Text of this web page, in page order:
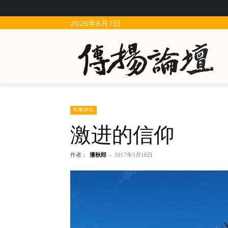
2026年8月7日
时事评论
激进的信仰
作者： 潘秋郎 - 2017年3月16日